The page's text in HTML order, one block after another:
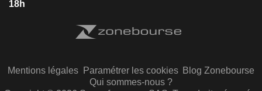
18h
Mentions légales Paramétrer les cookies Blog Zonebourse
Qui sommes-nous ?